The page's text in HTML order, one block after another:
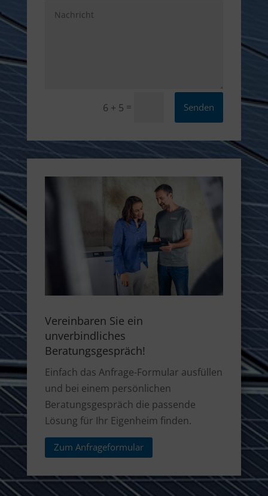
6 + 5 = Senden
Vereinbaren Sie ein
unverbindliches
Beratungsgespräch!
Einfach das Anfrage-Formular ausfüllen
und bei einem persönlichen
Beratungsgespräch die passende
Lösung für Ihr Eigenheim finden.
Zum Anfrageformular